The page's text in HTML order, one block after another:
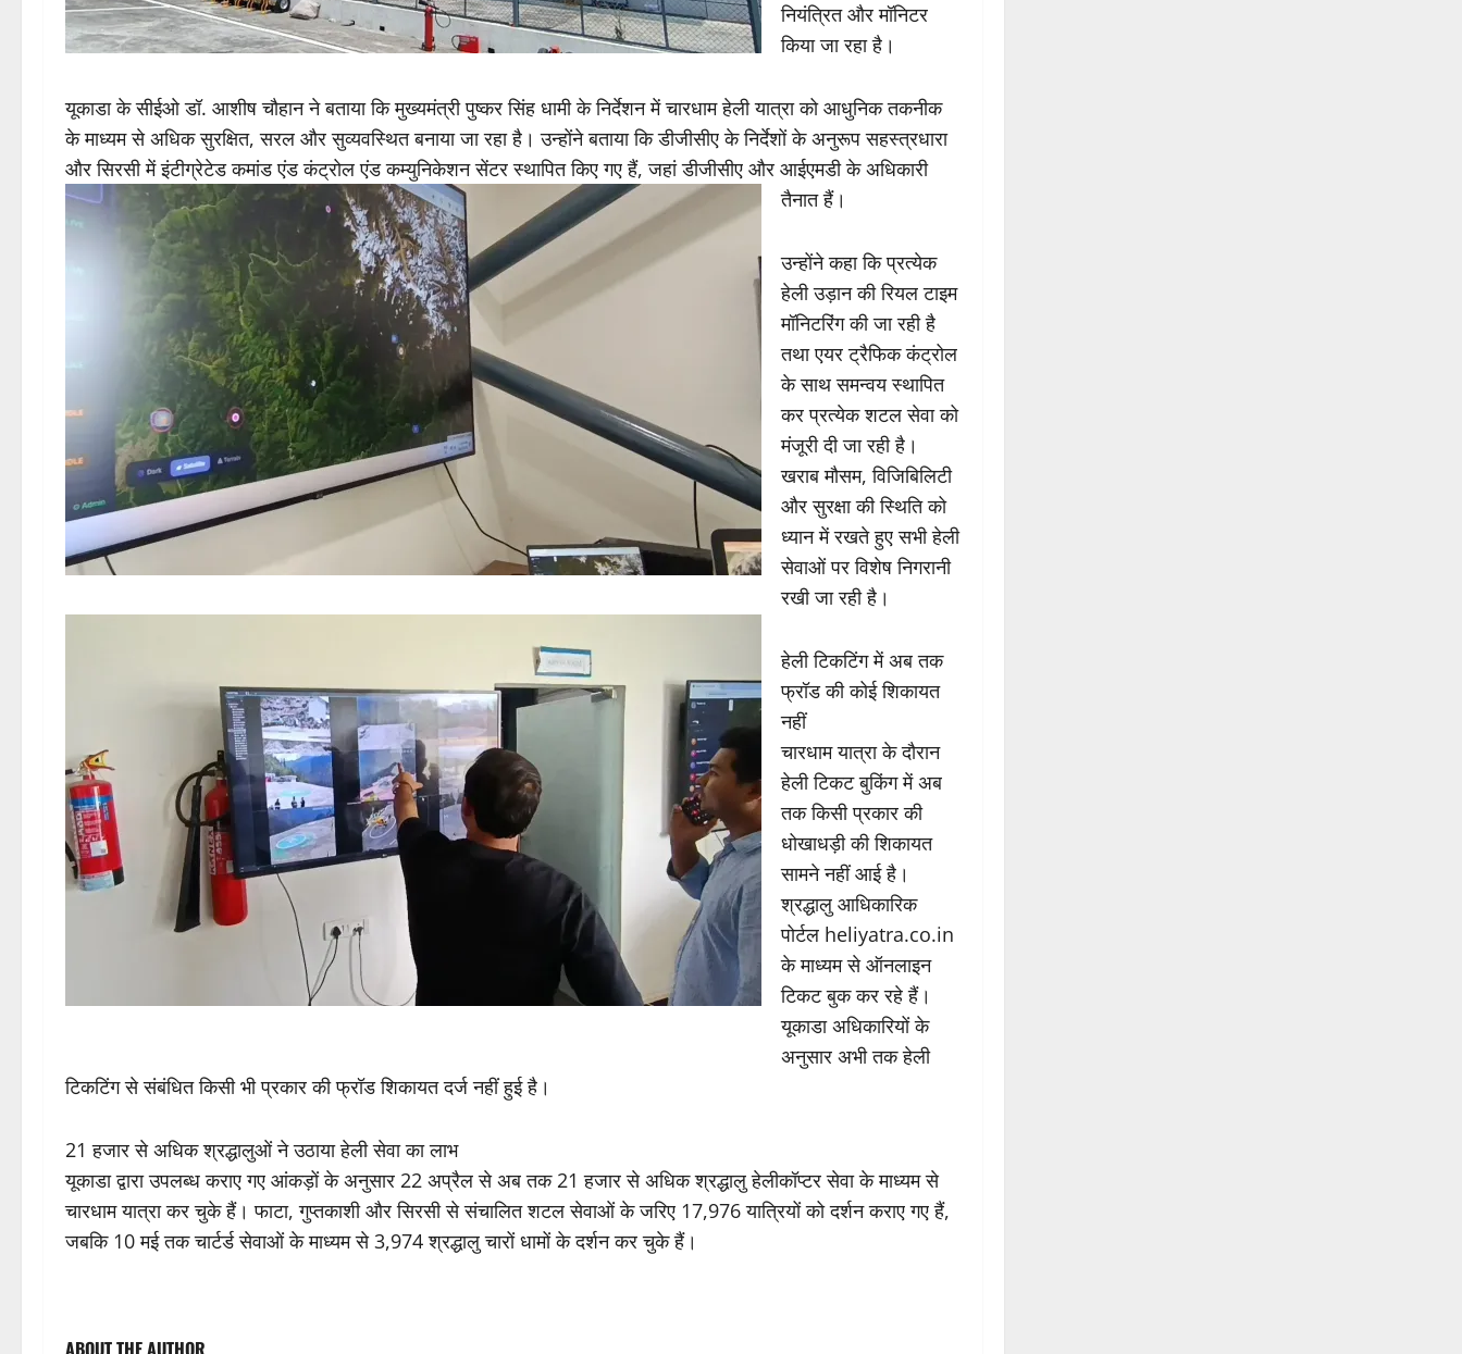
नियंत्रित और मॉनिटर
किया जा रहा है।
यूकाडा के सीईओ डॉ. आशीष चौहान ने बताया कि मुख्यमंत्री पुष्कर सिंह धामी के निर्देशन में चारधाम हेली यात्रा को आधुनिक तकनीक
के माध्यम से अधिक सुरक्षित, सरल और सुव्यवस्थित बनाया जा रहा है। उन्होंने बताया कि डीजीसीए के निर्देशों के अनुरूप सहस्त्रधारा
और सिरसी में इंटीग्रेटेड कमांड एंड कंट्रोल एंड कम्युनिकेशन सेंटर स्थापित किए गए हैं, जहां डीजीसीए और आईएमडी के अधिकारी
तैनात हैं।
उन्होंने कहा कि प्रत्येक
हेली उड़ान की रियल टाइम
मॉनिटरिंग की जा रही है
तथा एयर ट्रैफिक कंट्रोल
के साथ समन्वय स्थापित
कर प्रत्येक शटल सेवा को
मंजूरी दी जा रही है।
खराब मौसम, विजिबिलिटी
और सुरक्षा की स्थिति को
ध्यान में रखते हुए सभी हेली
सेवाओं पर विशेष निगरानी
रखी जा रही है।
हेली टिकटिंग में अब तक
फ्रॉड की कोई शिकायत
नहीं
चारधाम यात्रा के दौरान
हेली टिकट बुकिंग में अब
तक किसी प्रकार की
धोखाधड़ी की शिकायत
सामने नहीं आई है।
श्रद्धालु आधिकारिक
पोर्टल heliyatra.co.in
के माध्यम से ऑनलाइन
टिकट बुक कर रहे हैं।
यूकाडा अधिकारियों के
अनुसार अभी तक हेली
टिकटिंग से संबंधित किसी भी प्रकार की फ्रॉड शिकायत दर्ज नहीं हुई है।
21 हजार से अधिक श्रद्धालुओं ने उठाया हेली सेवा का लाभ
यूकाडा द्वारा उपलब्ध कराए गए आंकड़ों के अनुसार 22 अप्रैल से अब तक 21 हजार से अधिक श्रद्धालु हेलीकॉप्टर सेवा के माध्यम से
चारधाम यात्रा कर चुके हैं। फाटा, गुप्तकाशी और सिरसी से संचालित शटल सेवाओं के जरिए 17,976 यात्रियों को दर्शन कराए गए हैं,
जबकि 10 मई तक चार्टर्ड सेवाओं के माध्यम से 3,974 श्रद्धालु चारों धामों के दर्शन कर चुके हैं।